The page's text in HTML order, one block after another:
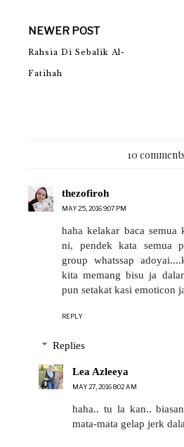
NEWER POST
Rahsia Di Sebalik Al-
Fatihah
10
thezofiroh
MAY 25, 2016 9:07 PM
haha kelakar baca semua
ni, pendek kata semua
group whatssap
kita memang bisu ja
pun setakat kasi emoticon
REPLY
Replies
Lea Azleeya
MAY 27, 2016 8:02 AM
haha.. tu la kan..
mata-mata gelap jerk